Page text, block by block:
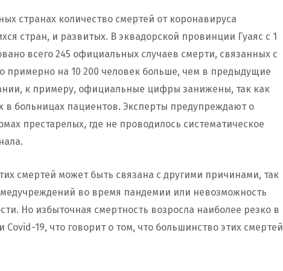
странах количество смертей от коронавируса
стран, и развитых. В эквадорской провинции Гуаяс с 1
всего 245 официальных случаев смерти, связанных с
примерно на 10 200 человек больше, чем в предыдущие
к примеру, официальные цифры занижены, так как
больницах пациентов. Эксперты предупреждают о
престарелых, где не проводилось систематическое
смертей может быть связана с другими причинами, так
во время пандемии или невозможность
Но избыточная смертность возросла наиболее резко в
19, что говорит о том, что большинство этих смертей